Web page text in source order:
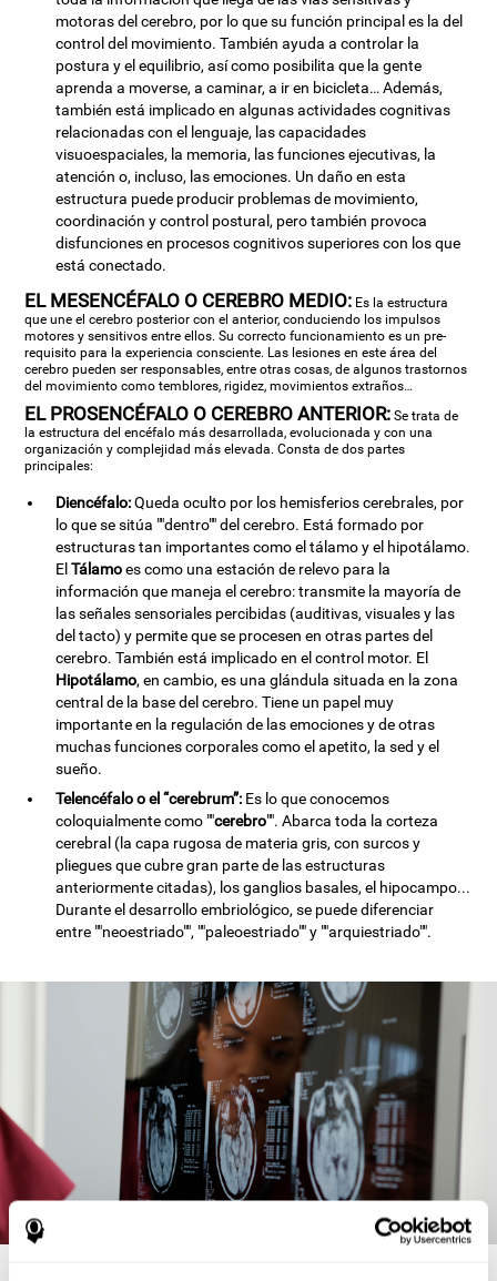
motoras del cerebro, por lo que su función principal es la del
control del movimiento. También ayuda a controlar la
postura y el equilibrio, así como posibilita que la gente
aprenda a moverse, a caminar, a ir en bicicleta… Además,
también está implicado en algunas actividades cognitivas
relacionadas con el lenguaje, las capacidades
visuoespaciales, la memoria, las funciones ejecutivas, la
atención o, incluso, las emociones. Un daño en esta
estructura puede producir problemas de movimiento,
coordinación y control postural, pero también provoca
disfunciones en procesos cognitivos superiores con los que
está conectado.
EL MESENCÉFALO O CEREBRO MEDIO: Es la estructura
que une el cerebro posterior con el anterior, conduciendo los impulsos
motores y sensitivos entre ellos. Su correcto funcionamiento es un pre-
requisito para la experiencia consciente. Las lesiones en este área del
cerebro pueden ser responsables, entre otras cosas, de algunos trastornos
del movimiento como temblores, rigidez, movimientos extraños…
EL PROSENCÉFALO O CEREBRO ANTERIOR: Se trata de
la estructura del encéfalo más desarrollada, evolucionada y con una
organización y complejidad más elevada. Consta de dos partes
principales:
Diencéfalo:Queda oculto por los hemisferios cerebrales, por
lo que se sitúa ""dentro"" del cerebro. Está formado por
estructuras tan importantes como el tálamo y el hipotálamo.
ElTálamoes como una estación de relevo para la
información que maneja el cerebro: transmite la mayoría de
las señales sensoriales percibidas (auditivas, visuales y las
del tacto) y permite que se procesen en otras partes del
cerebro. También está implicado en el control motor. El
Hipotálamo, en cambio, es una glándula situada en la zona
central de la base del cerebro. Tiene un papel muy
importante en la regulación de las emociones y de otras
muchas funciones corporales como el apetito, la sed y el
sueño.
Telencéfalo o el “cerebrum”: Es lo que conocemos
coloquialmente como ""cerebro"". Abarca toda la corteza
cerebral (la capa rugosa de materia gris, con surcos y
pliegues que cubre gran parte de las estructuras
anteriormente citadas), los ganglios basales, el hipocampo...
Durante el desarrollo embriológico, se puede diferenciar
entre ""neoestriado"", ""paleoestriado"" y ""arquiestriado"".